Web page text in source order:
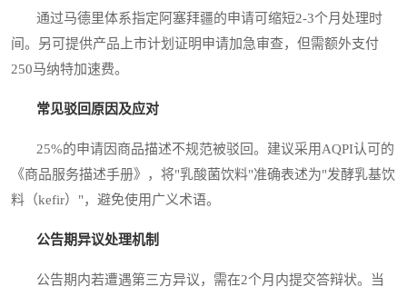
通过马德里体系指定阿塞拜疆的申请可缩短2-3个月处理时
间。另可提供产品上市计划证明申请加急审查，但需额外支付
250马纳特加速费。
常见驳回原因及应对
25%的申请因商品描述不规范被驳回。建议采用AQPI认可的
《商品服务描述手册》，将"乳酸菌饮料"准确表述为"发酵乳基饮
料（kefir）"，避免使用广义术语。
公告期异议处理机制
公告期内若遭遇第三方异议，需在2个月内提交答辩状。当